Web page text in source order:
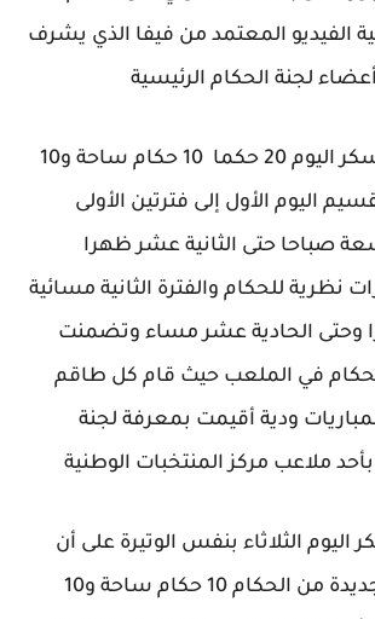
الفيديو المعتمد من فيفا الذي يشرف
لجنة الحكام الرئيسية
شارك في المعسكر اليوم 20 حكما 10 حكام ساحة و10
اليوم الأول إلى فترتين الأولى
صباحا حتى الثانية عشر ظهرا
للحكام والفترة الثانية مسائية
وحتى الحادية عشر مساء وتضمنت
في الملعب حيث قام كل طاقم
دقيقة لمباريات ودية أقيمت بمعرفة لجنة
ملاعب مركز المنتخبات الوطنية
الثلاثاء بنفس الوتيرة على أن
تنضم مجموعة جديدة من الحكام 10 حكام ساحة و10